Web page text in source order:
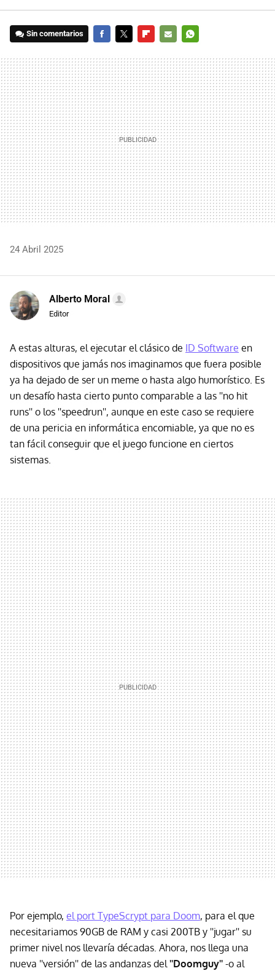
Sin comentarios
MAIL
24 Abril 2025
Alberto Moral
Editor
A estas alturas, el ejecutar el clásico de ID Software en
dispositivos que jamás nos imaginamos que fuera posible
ya ha dejado de ser un meme o hasta algo humorístico. Es
un desafío hasta cierto punto comparable a las ''no hit
runs'' o los ''speedrun'', aunque en este caso se requiere
de una pericia en informática encomiable, ya que no es
tan fácil conseguir que el juego funcione en ciertos
sistemas.
Por ejemplo, el port TypeScrypt para Doom, para el que
necesitariamos 90GB de RAM y casi 200TB y ''jugar'' su
primer nivel nos llevaría décadas. Ahora, nos llega una
nueva ''versión'' de las andanzas del''Doomguy'' -o al